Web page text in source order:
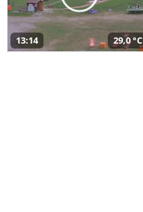
13:14 29,0 °C